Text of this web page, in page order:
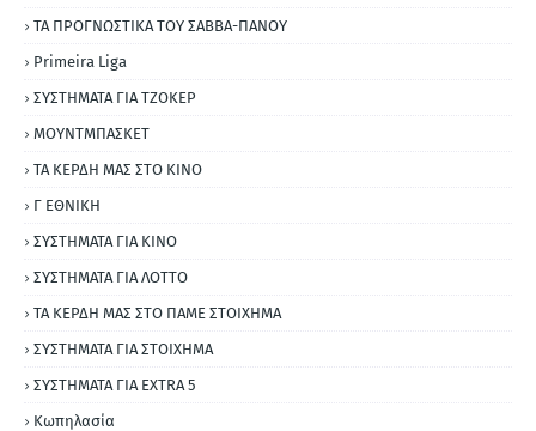
ΤΑ ΠΡΟΓΝΩΣΤΙΚΑ ΤΟΥ ΣΑΒΒΑ-ΠΑΝΟΥ
Primeira Liga
ΣΥΣΤΗΜΑΤΑ ΓΙΑ ΤΖΟΚΕΡ
ΜΟΥΝΤΜΠΑΣΚΕΤ
ΤΑ ΚΕΡΔΗ ΜΑΣ ΣΤΟ ΚΙΝΟ
Γ ΕΘΝΙΚΗ
ΣΥΣΤΗΜΑΤΑ ΓΙΑ ΚΙΝΟ
ΣΥΣΤΗΜΑΤΑ ΓΙΑ ΛΟΤΤΟ
ΤΑ ΚΕΡΔΗ ΜΑΣ ΣΤΟ ΠΑΜΕ ΣΤΟΙΧΗΜΑ
ΣΥΣΤΗΜΑΤΑ ΓΙΑ ΣΤΟΙΧΗΜΑ
ΣΥΣΤΗΜΑΤΑ ΓΙΑ ΕΧΤRΑ 5
Κωπηλασία